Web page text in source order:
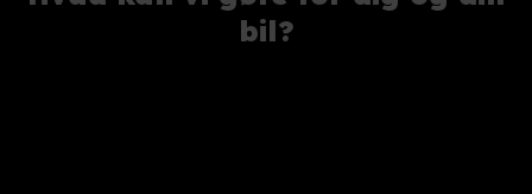
bil?